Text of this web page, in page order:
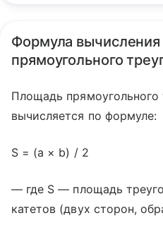
Формула
прямоугольного
Площадь прямоугольного
вычисляется по формуле:
S = (a × b) / 2
— где S — площадь
катетов (двух сторон,